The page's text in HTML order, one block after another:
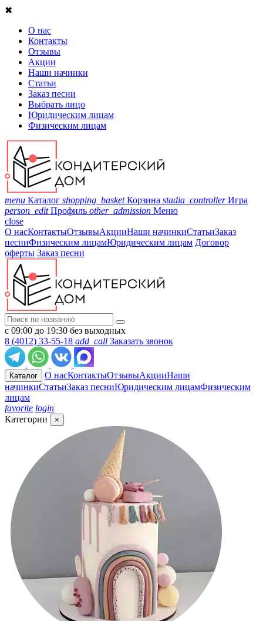
✖
О нас
Контакты
Отзывы
Акции
Наши начинки
Статьи
Заказ песни
Выбрать лицо
Юридическим лицам
Физическим лицам
menu Каталог shopping_basket Корзина stadia_controller Игра
person_edit Профиль other_admission Меню
close
О насКонтактыОтзывыАкцииНаши начинкиСтатьиЗаказ
песниФизическим лицамЮридическим лицам Договор
оферты Заказ песни
с 09:00 до 19:30 без выходных
8 (4012) 33-55-18 add_call Заказать звонок
Каталог О насКонтактыОтзывыАкцииНаши
начинкиСтатьиЗаказ песниЮридическим лицамФизическим
лицам
favorite login
Категории
×